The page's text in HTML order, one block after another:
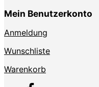
Mein Benutzerkonto
Anmeldung
Wunschliste
Warenkorb